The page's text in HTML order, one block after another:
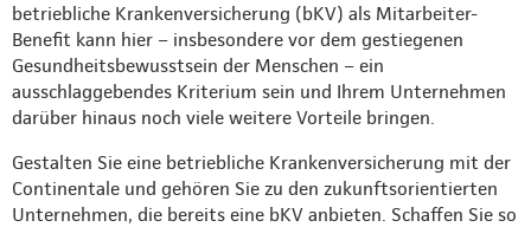
betriebliche Krankenversicherung (bKV) als Mitarbeiter-
Benefit kann hier – insbesondere vor dem gestiegenen
Gesundheitsbewusstsein der Menschen – ein
ausschlaggebendes Kriterium sein und Ihrem Unternehmen
darüber hinaus noch viele weitere Vorteile bringen.
Gestalten Sie eine betriebliche Krankenversicherung mit der
Continentale und gehören Sie zu den zukunftsorientierten
Unternehmen, die bereits eine bKV anbieten. Schaffen Sie so